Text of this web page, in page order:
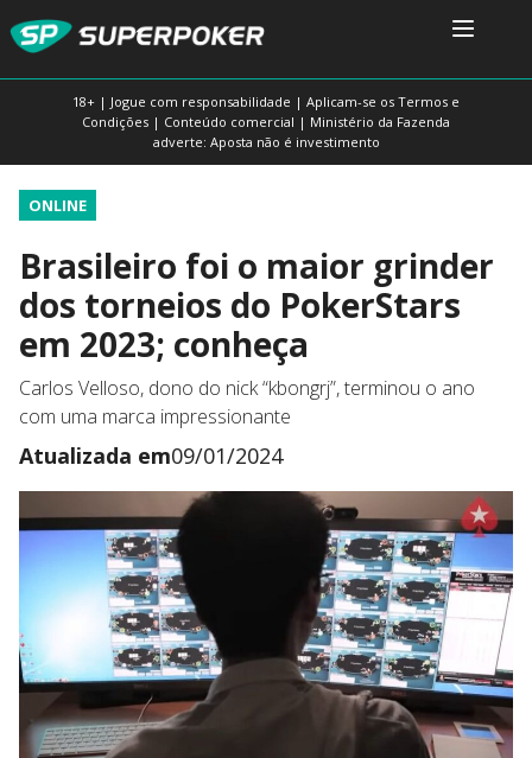
18+ | Jogue com responsabilidade | Aplicam-se os Termos e
Condições | Conteúdo comercial | Ministério da Fazenda
adverte: Aposta não é investimento
ONLINE
Brasileiro foi o maior grinder
dos torneios do PokerStars
em 2023; conheça
Carlos Velloso, dono do nick “kbongrj”, terminou o ano
com uma marca impressionante
Atualizada em09/01/2024